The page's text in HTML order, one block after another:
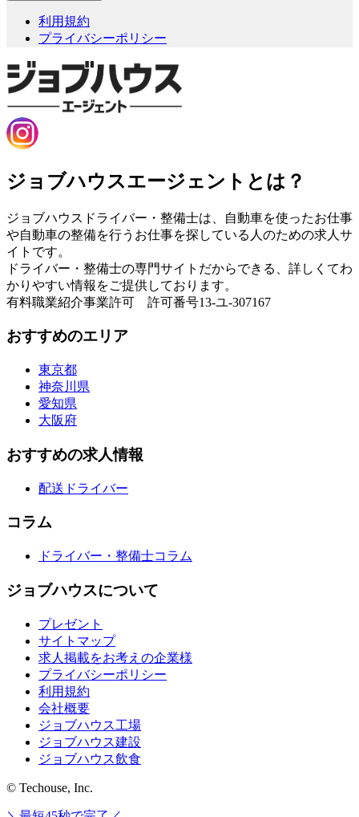
利用規約
プライバシーポリシー
ジョブハウスエージェントとは？
ジョブハウスドライバー・整備士は、自動車を使ったお仕事
や自動車の整備を行うお仕事を探している人のための求人サ
イトです。
ドライバー・整備士の専門サイトだからできる、詳しくてわ
かりやすい情報をご提供しております。
有料職業紹介事業許可 許可番号13-ユ-307167
おすすめのエリア
東京都
神奈川県
愛知県
大阪府
おすすめの求人情報
配送ドライバー
コラム
ドライバー・整備士コラム
ジョブハウスについて
プレゼント
サイトマップ
求人掲載をお考えの企業様
プライバシーポリシー
利用規約
会社概要
ジョブハウス工場
ジョブハウス建設
ジョブハウス飲食
© Techouse, Inc.